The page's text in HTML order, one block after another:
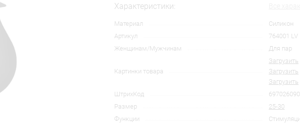
Характеристики:
Материал
Силикон
Артикул
764001 LV
Женщинам/Мужчинам
Для пар
Картинки товара
Загрузить
Загрузить
Загрузить
ШтрихКод
Размер
25-30
Функции